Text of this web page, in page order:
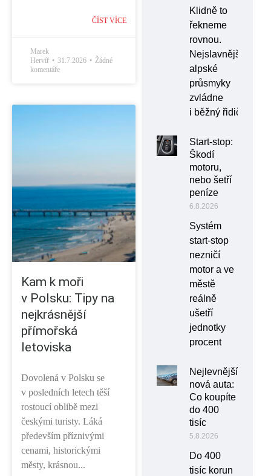
ČÍST VÍCE
Marek
Hervíř
31.7.2026
Žádné
komentáře
Kam k moři
v Polsku: Tipy na
nejkrásnější
přímořská
letoviska
Dovolená v Polsku se
v posledních letech těší
rostoucí oblibě mezi
českými turisty. Láká
především příznivými
cenami, historickými
městy, krásnou...
Klidně to
řekneme
rovnou.
Nejslavnější
alpské
průsmyky
zvládne
i běžný řidič
Start-stop:
Škodí
motoru,
nebo šetří
peníze
6.8.2026
Systém
start-stop
nezničí
motor a ve
městě
reálně
ušetří
jednotky
procent
Nejlevnější
nová auta:
Co koupíte
do 400
tisíc
5.8.2026
Do 400
tisíc korun